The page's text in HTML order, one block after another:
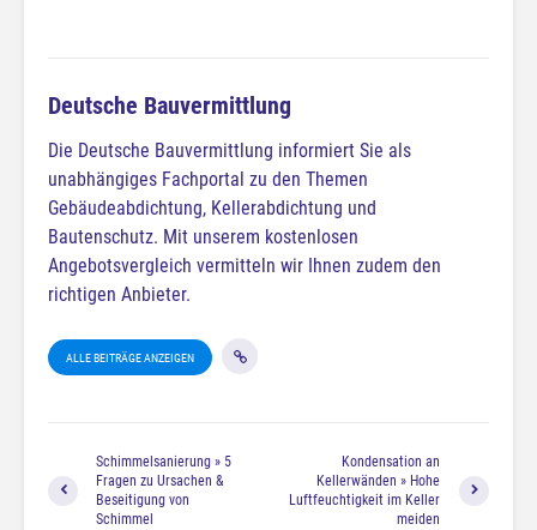
Deutsche Bauvermittlung
Die Deutsche Bauvermittlung informiert Sie als
unabhängiges Fachportal zu den Themen
Gebäudeabdichtung, Kellerabdichtung und
Bautenschutz. Mit unserem kostenlosen
Angebotsvergleich vermitteln wir Ihnen zudem den
richtigen Anbieter.
ALLE BEITRÄGE ANZEIGEN
Schimmelsanierung » 5
Fragen zu Ursachen &
Beseitigung von
Schimmel
Kondensation an
Kellerwänden » Hohe
Luftfeuchtigkeit im Keller
meiden